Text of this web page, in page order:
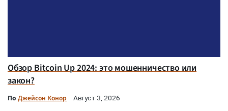
Обзор Bitcoin Up 2024: это мошенничество или
закон?
По Джейсон Конор Август 3, 2026